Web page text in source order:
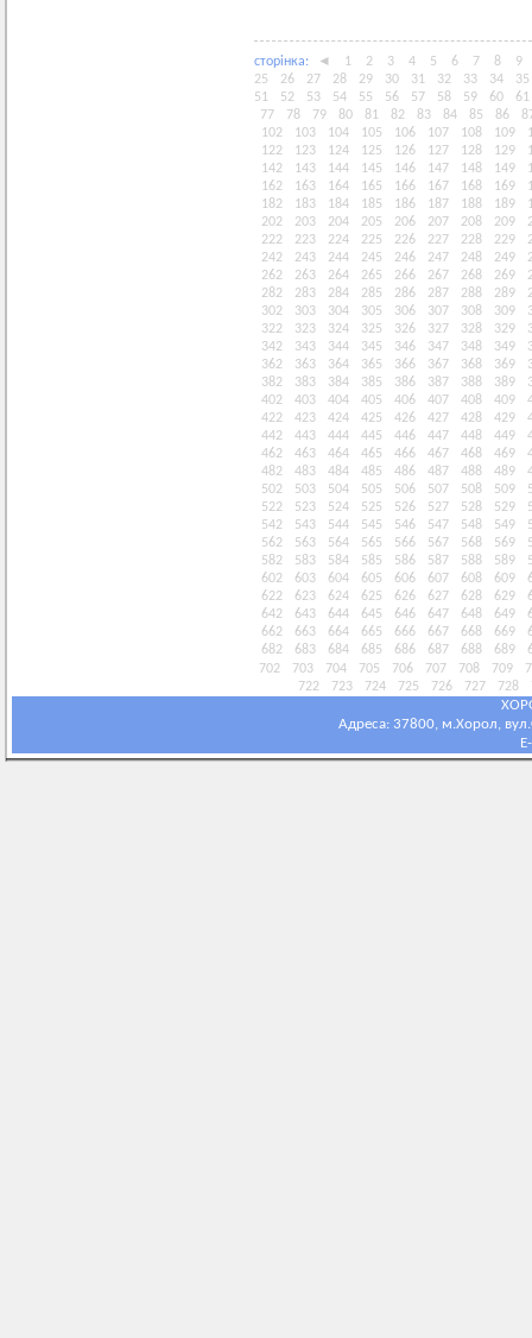
сторiнка: ◄ 1 2 3 4 5 6 7 8
9
25
26 27 28 29 30 31 32 33 34
35
51
52 53 54 55 56 57 58 59 60
61
77
78 79 80 81 82 83 84 85 86
102
103 104 105 106 107 108 109
122
123 124 125 126 127 128 129
142
143 144 145 146 147 148 149
162
163 164 165 166 167 168 169
182
183 184 185 186 187 188 189
202
203 204 205 206 207 208 209
222
223 224 225 226 227 228 229
242
243 244 245 246 247 248 249
262
263 264 265 266 267 268 269
282
283 284 285 286 287 288 289
302
303 304 305 306 307 308 309
322
323 324 325 326 327 328 329
342
343 344 345 346 347 348 349
362
363 364 365 366 367 368 369
382
383 384 385 386 387 388 389
402
403 404 405 406 407 408 409
422
423 424 425 426 427 428 429
442
443 444 445 446 447 448 449
462
463 464 465 466 467 468 469
482
483 484 485 486 487 488 489
502
503 504 505 506 507 508 509
522
523 524 525 526 527 528 529
542
543 544 545 546 547 548 549
562
563 564 565 566 567 568 569
582
583 584 585 586 587 588 589
602
603 604 605 606 607 608 609
622
623 624 625 626 627 628 629
642
643 644 645 646 647 648 649
662
663 664 665 666 667 668 669
682
683 684 685 686 687 688 689
702
703 704 705 706 707 708 709
722
723 724 725 726 727 728
Адреса: 37800, м.Хорол,